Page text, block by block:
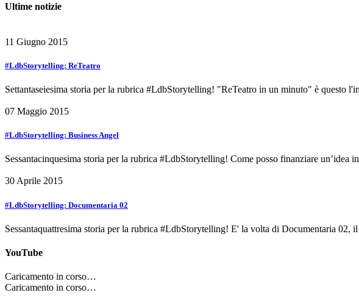
Ultime notizie
11 Giugno 2015
#LdbStorytelling: ReTeatro
Settantaseiesima storia per la rubrica #LdbStorytelling! "ReTeatro in un minuto" è questo
07 Maggio 2015
#LdbStorytelling: Business Angel
Sessantacinquesima storia per la rubrica #LdbStorytelling! Come posso finanziare
30 Aprile 2015
#LdbStorytelling: Documentaria 02
Sessantaquattresima storia per la rubrica #LdbStorytelling! E' la volta di Documentaria
YouTube
Caricamento in corso…
Caricamento in corso…